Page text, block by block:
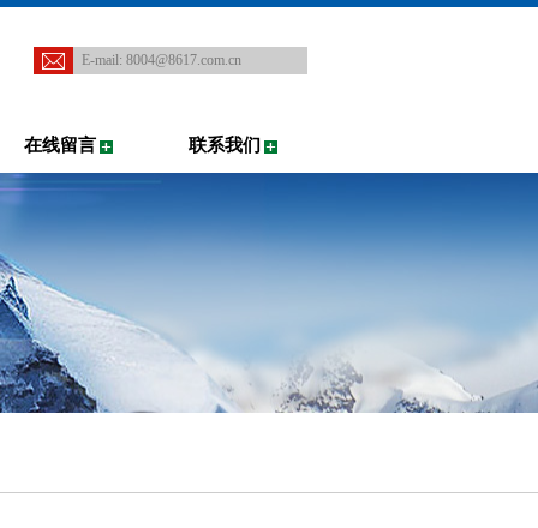
E-mail: 8004@8617.com.cn
在线留言 联系我们